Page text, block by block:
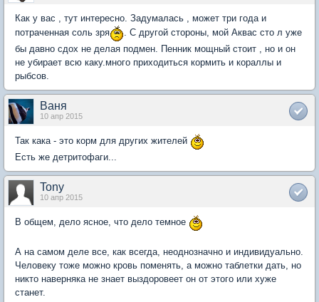
Как у вас , тут интересно. Задумалась , может три года и
потраченная соль зря
. С другой стороны, мой Аквас сто л уже
бы давно сдох не делая подмен. Пенник мощный стоит , но и он
не убирает всю каку.много приходиться кормить и кораллы и
рыбсов.
Ваня
10 апр 2015
Так кака - это корм для других жителей
Есть же детритофаги...
Tony
10 апр 2015
В общем, дело ясное, что дело темное
А на самом деле все, как всегда, неоднозначно и индивидуально.
Человеку тоже можно кровь поменять, а можно таблетки дать, но
никто наверняка не знает выздоровеет он от этого или хуже
станет.